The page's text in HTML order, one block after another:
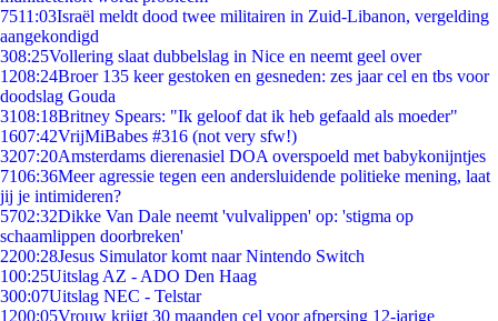
7511:03Israël meldt dood twee militairen in Zuid-Libanon, vergelding
aangekondigd
308:25Vollering slaat dubbelslag in Nice en neemt geel over
1208:24Broer 135 keer gestoken en gesneden: zes jaar cel en tbs voor
doodslag Gouda
3108:18Britney Spears: "Ik geloof dat ik heb gefaald als moeder"
1607:42VrijMiBabes #316 (not very sfw!)
3207:20Amsterdams dierenasiel DOA overspoeld met babykonijntjes
7106:36Meer agressie tegen een andersluidende politieke mening, laat
jij je intimideren?
5702:32Dikke Van Dale neemt 'vulvalippen' op: 'stigma op
schaamlippen doorbreken'
2200:28Jesus Simulator komt naar Nintendo Switch
100:25Uitslag AZ - ADO Den Haag
300:07Uitslag NEC - Telstar
1200:05Vrouw krijgt 30 maanden cel voor afpersing 12-jarige